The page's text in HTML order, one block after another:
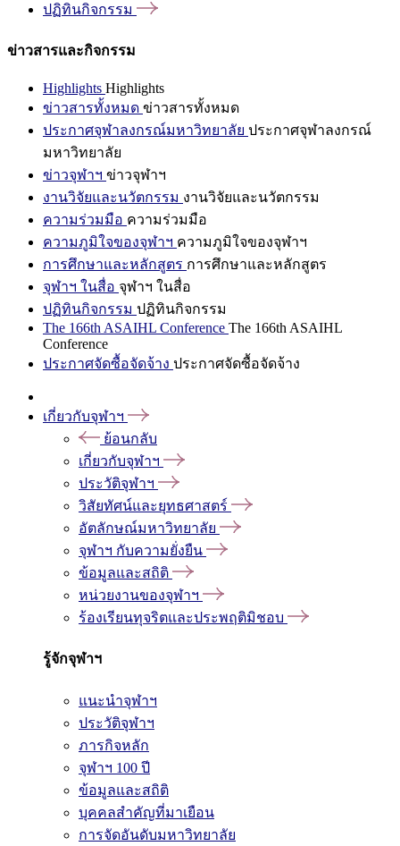
ปฏิทินกิจกรรม
ข่าวสารและกิจกรรม
Highlights Highlights
ข่าวสารทั้งหมด ข่าวสารทั้งหมด
ประกาศจุฬาลงกรณ์มหาวิทยาลัย ประกาศจุฬาลงกรณ์
มหาวิทยาลัย
ข่าวจุฬาฯ ข่าวจุฬาฯ
งานวิจัยและนวัตกรรม งานวิจัยและนวัตกรรม
ความร่วมมือ ความร่วมมือ
ความภูมิใจของจุฬาฯ ความภูมิใจของจุฬาฯ
การศึกษาและหลักสูตร การศึกษาและหลักสูตร
จุฬาฯ ในสื่อ จุฬาฯ ในสื่อ
ปฏิทินกิจกรรม ปฏิทินกิจกรรม
The 166th ASAIHL Conference The 166th ASAIHL
Conference
ประกาศจัดซื้อจัดจ้าง ประกาศจัดซื้อจัดจ้าง
เกี่ยวกับจุฬาฯ
ย้อนกลับ
เกี่ยวกับจุฬาฯ
ประวัติจุฬาฯ
วิสัยทัศน์และยุทธศาสตร์
อัตลักษณ์มหาวิทยาลัย
จุฬาฯ กับความยั่งยืน
ข้อมูลและสถิติ
หน่วยงานของจุฬาฯ
ร้องเรียนทุจริตและประพฤติมิชอบ
รู้จักจุฬาฯ
แนะนำจุฬาฯ
ประวัติจุฬาฯ
ภารกิจหลัก
จุฬาฯ 100 ปี
ข้อมูลและสถิติ
บุคคลสำคัญที่มาเยือน
การจัดอันดับมหาวิทยาลัย